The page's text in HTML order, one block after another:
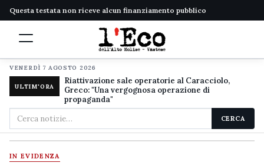
Questa testata non riceve alcun finanziamento pubblico
VENERDÌ 7 AGOSTO 2026
ULTIM'ORA
Riattivazione sale operatorie al Caracciolo,
Greco: "Una vergognosa operazione di
propaganda"
Cerca
nel
sito
CERCA
IN EVIDENZA